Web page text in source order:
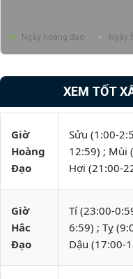
Ngày hoàng đạo Ngày
XEM TỐT
Giờ
Hoàng
Đạo
Sửu (1:00-
12:59) ; Mùi
Hợi (21:00-
Giờ
Hắc
Đạo
Tí (23:00-
6:59) ; Tỵ
Dậu (17:00-